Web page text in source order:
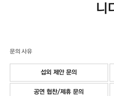
니
문의 사유
섭외 제안 문의
공연 협찬/제휴 문의